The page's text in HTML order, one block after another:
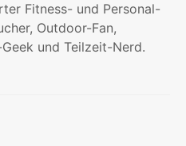
Fitness- und Personal-
Outdoor-Fan,
und Teilzeit-Nerd.